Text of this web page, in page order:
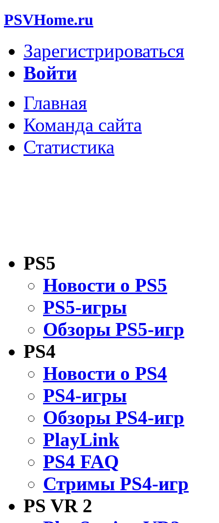
PSVHome.ru
Зарегистрироваться
Войти
Главная
Команда сайта
Статистика
PS5
Новости о PS5
PS5-игры
Обзоры PS5-игр
PS4
Новости о PS4
PS4-игры
Обзоры PS4-игр
PlayLink
PS4 FAQ
Стримы PS4-игр
PS VR 2